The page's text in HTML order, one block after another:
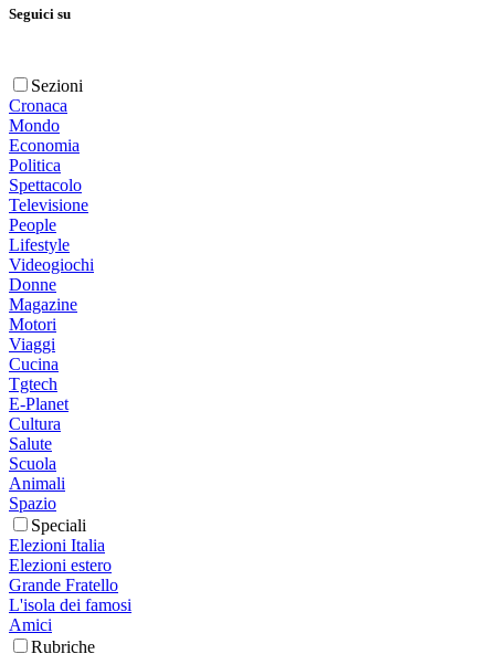
Seguici su
Sezioni
Cronaca
Mondo
Economia
Politica
Spettacolo
Televisione
People
Lifestyle
Videogiochi
Donne
Magazine
Motori
Viaggi
Cucina
Tgtech
E-Planet
Cultura
Salute
Scuola
Animali
Spazio
Speciali
Elezioni Italia
Elezioni estero
Grande Fratello
L'isola dei famosi
Amici
Rubriche